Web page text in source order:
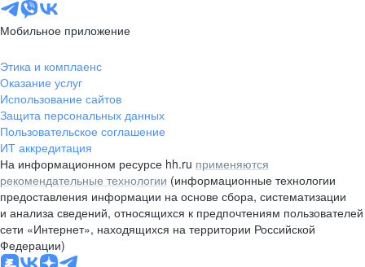
Мобильное приложение
Этика и комплаенс
Оказание услуг
Использование сайтов
Защита персональных данных
Пользовательское соглашение
ИТ аккредитация
На информационном ресурсе hh.ru применяются
рекомендательные технологии (информационные технологии
предоставления информации на основе сбора, систематизации
и анализа сведений, относящихся к предпочтениям пользователей
сети «Интернет», находящихся на территории Российской
Федерации)